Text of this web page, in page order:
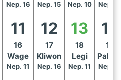
Nep. 16 Nep. 15 Nep. 10 Nep.
11
16
Wage
Nep. 11
12
17
Kliwon
Nep. 16
13
18
Legi
Nep. 11
14
19
Nep.